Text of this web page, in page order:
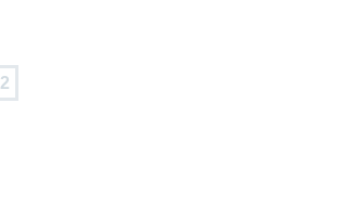
2